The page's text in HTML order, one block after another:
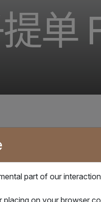
单
part of our
on your browser